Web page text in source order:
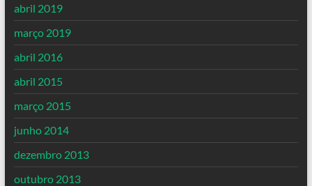
abril 2019
março 2019
abril 2016
abril 2015
março 2015
junho 2014
dezembro 2013
outubro 2013